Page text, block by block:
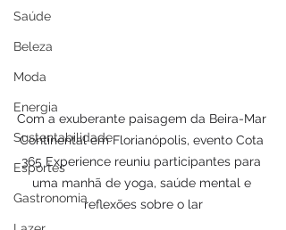
Saúde
Beleza
Moda
Energia
Sustentabilidade
Esportes
Gastronomia
Com a exuberante paisagem da Beira-Mar
Continental em Florianópolis, evento Cota
365 Experience reuniu participantes para
uma manhã de yoga, saúde mental e
reflexões sobre o lar